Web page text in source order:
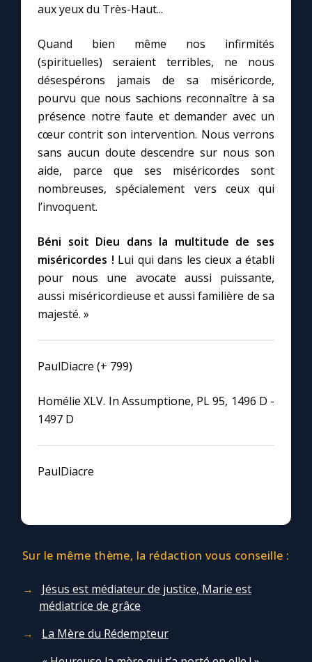
aux yeux du Très-Haut...
Quand bien même nos infirmités
(spirituelles) seraient terribles, ne nous
désespérons jamais de sa miséricorde,
pourvu que nous sachions reconnaître à sa
présence notre faute et demander avec un
cœur contrit son intervention. Nous verrons
sans aucun doute descendre sur nous son
aide, parce que ses miséricordes sont
nombreuses, spécialement vers ceux qui
l’invoquent.
Béni soit Dieu dans la multitude de ses
miséricordes ! Lui qui dans les cieux a établi
pour nous une avocate aussi puissante,
aussi miséricordieuse et aussi familière de sa
majesté. »
PaulDiacre (+ 799)
Homélie XLV. In Assumptione, PL 95, 1496 D -
1497 D
PaulDiacre
Sur le même thème, la rédaction vous conseille :
Jésus est médiateur de justice, Marie est
médiatrice de grâce
La Mère du Rédempteur